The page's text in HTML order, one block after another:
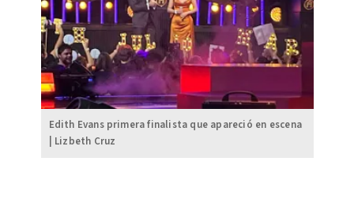
Edith Evans primera finalista que apareció en escena
| Lizbeth Cruz